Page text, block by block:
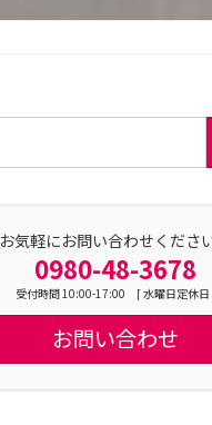
お気軽にお問い合わせください
0980-48-3678
受付時間 10:00-17:00 [ 水曜日定休日
お問い合わせ